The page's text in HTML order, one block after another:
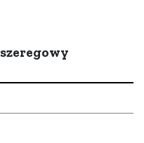
szeregowy